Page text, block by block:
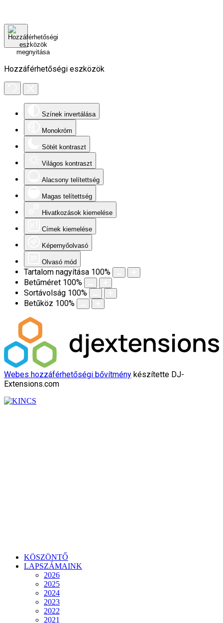
Hozzáférhetőségi eszközök
Színek invertálása
Monokróm
Sötét kontraszt
Világos kontraszt
Alacsony telítettség
Magas telítettség
Hivatkozások kiemelése
Címek kiemelése
Képernyőolvasó
Olvasó mód
Tartalom nagyítása 100%
Betűméret 100%
Sortávolság 100%
Betűköz 100%
Webes hozzáférhetőségi bővítmény készítette DJ-
Extensions.com
KÖSZÖNTŐ
LAPSZÁMAINK
2026
2025
2024
2023
2022
2021